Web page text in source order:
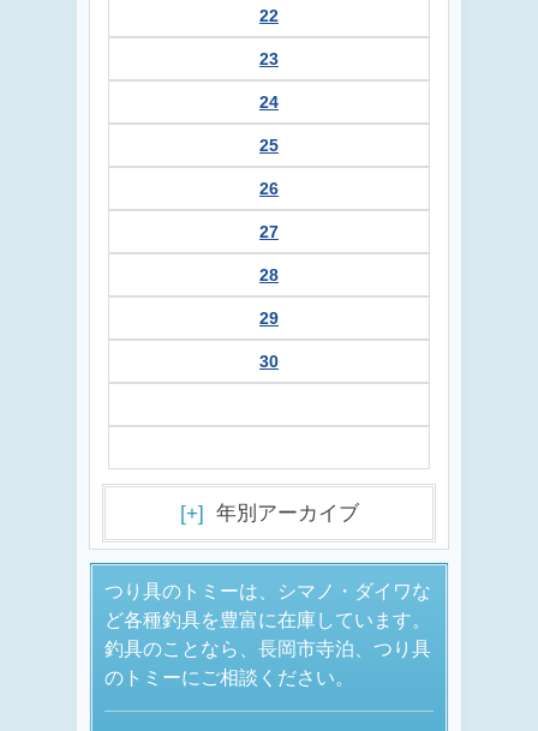
22
23
24
25
26
27
28
29
30
[+] 年別アーカイブ
つり具のトミーは、シマノ・ダイワな
ど各種釣具を豊富に在庫しています。
釣具のことなら、長岡市寺泊、つり具
のトミーにご相談ください。